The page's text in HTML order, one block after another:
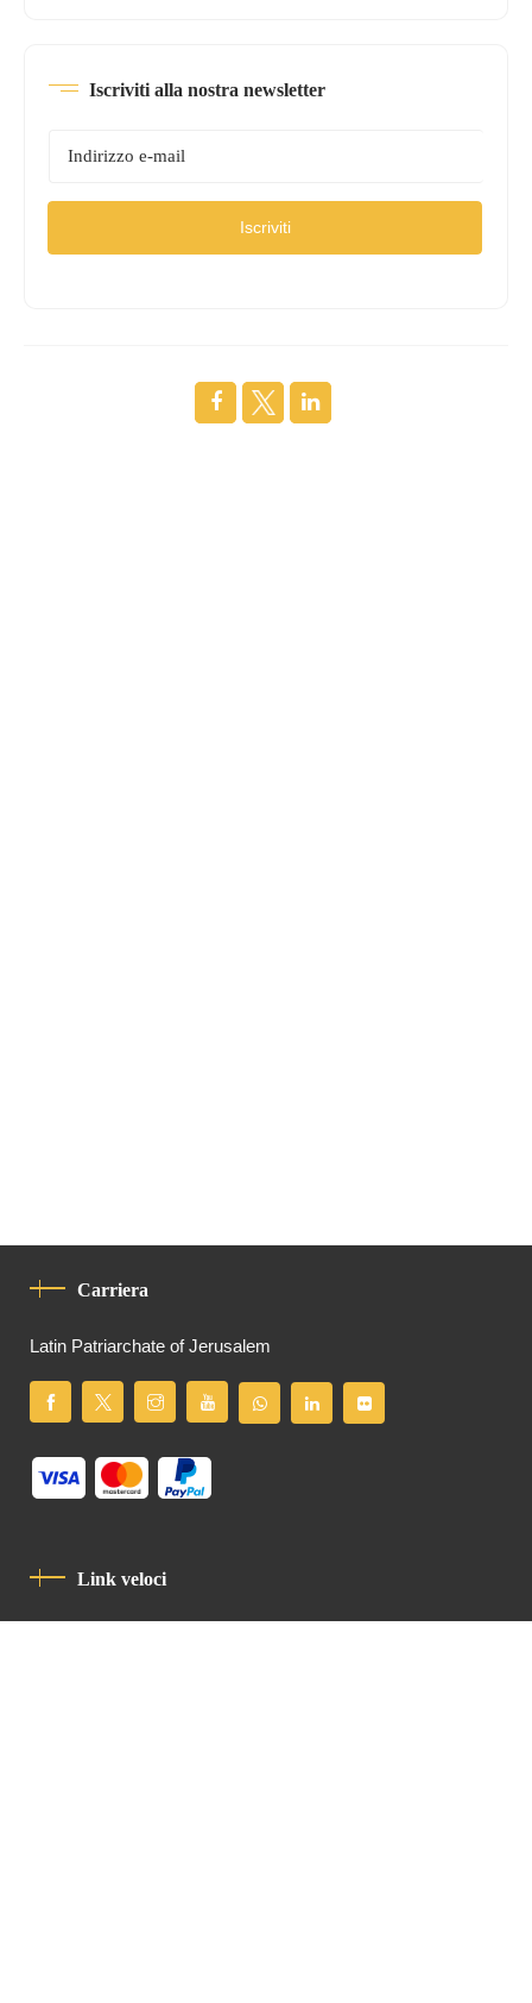
Iscriviti alla nostra newsletter
Iscriviti
Carriera
Latin Patriarchate of Jerusalem
Link veloci